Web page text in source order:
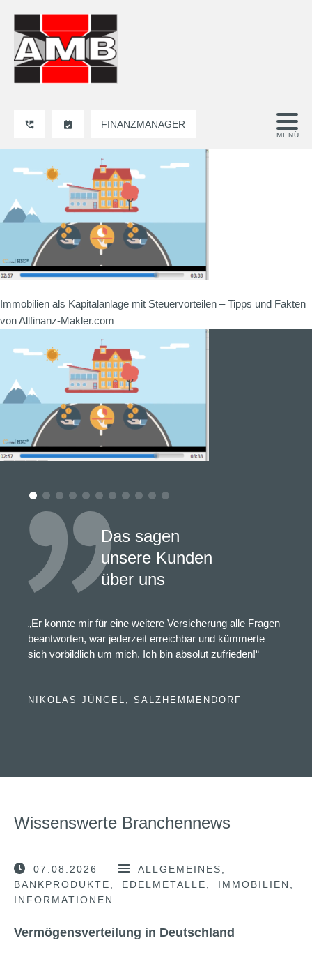
FINANZMANAGER
Immobilien als Kapitalanlage mit Steuervorteilen – Tipps und Fakten
von Allfinanz-Makler.com
Das sagen
unsere Kunden
über uns
„Er konnte mir für eine weitere Versicherung alle Fragen
beantworten, war jederzeit erreichbar und kümmerte
sich vorbildlich um mich. Ich bin absolut zufrieden!“
NIKOLAS JÜNGEL, SALZHEMMENDORF
Wissenswerte Branchennews
07.08.2026
ALLGEMEINES
BANKPRODUKTE
EDELMETALLE
IMMOBILIEN
INFORMATIONEN
Vermögensverteilung in Deutschland